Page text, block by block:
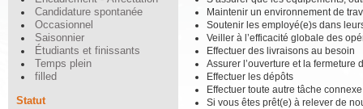
Candidature spontanée
Occasionnel
Saisonnier
Étudiants et finissants
Temps plein
filled
Statut
Maintenir un environnement de
Soutenir les employé(e)s dans
Veiller à l’efficacité globale des
Effectuer des livraisons au besoin
Assurer l’ouverture et la fermeture
Effectuer les dépôts
Effectuer toute autre tâche
Si vous êtes prêt(e) à relever de